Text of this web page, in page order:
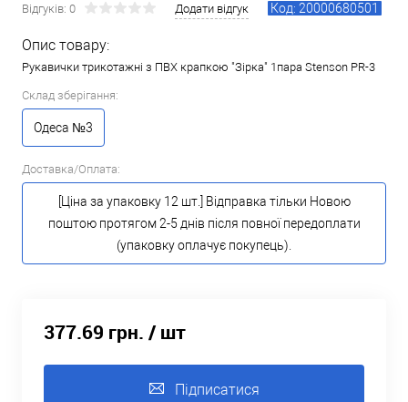
Відгуків: 0 Додати відгук Код: 20000680501
Опис товару:
Рукавички трикотажні з ПВХ крапкою "Зірка" 1пара Stenson PR-3
Склад зберігання:
Одеса №3
Доставка/Оплата:
[Ціна за упаковку 12 шт.] Відправка тільки Новою
поштою протягом 2-5 днів після повної передоплати
(упаковку оплачує покупець).
377.69 грн. / шт
Підписатися